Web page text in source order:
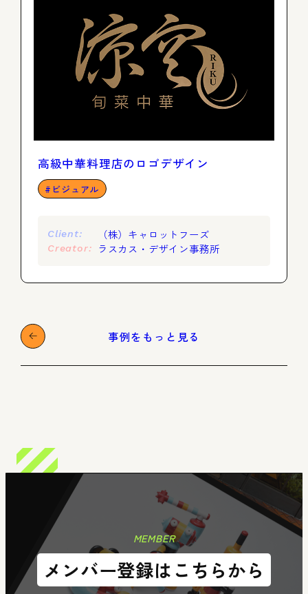
高級中華料理店のロゴデザイン
ビジュアル
Client: （株）キャロットフーズ
Creator: ラスカス・デザイン事務所
事例をもっと見る
MEMBER
メンバー登録はこちらから
Member